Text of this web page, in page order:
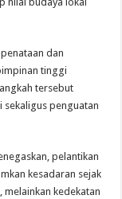
dan
tinggi
tersebut
sekaligus penguatan
pelantikan
kesadaran sejak
kedekatan